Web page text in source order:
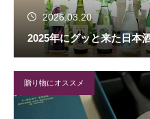
2026.03.20
2025年にグッと来た日本
贈り物にオススメ